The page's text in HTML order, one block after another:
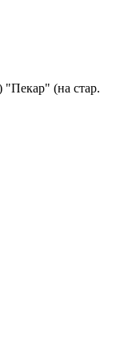
"Пекар" (на стар.